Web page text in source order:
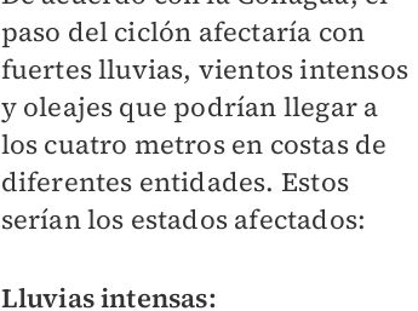
paso del ciclón afectaría con
fuertes lluvias, vientos intensos
y oleajes que podrían llegar a
los cuatro metros en costas de
diferentes entidades. Estos
serían los estados afectados:
Lluvias intensas: